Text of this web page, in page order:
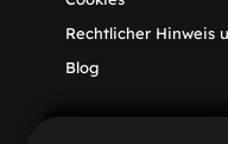
Rechtlicher Hinweis
Blog